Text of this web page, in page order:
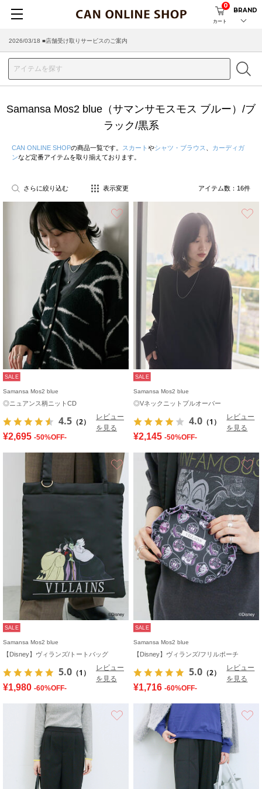
カート
0
BRAND
2026/08/04 ■8/13(木)AM2:00～サイトメンテナンス実施のお知らせ
2026/03/18 ■店舗受け取りサービスのご案内
Samansa Mos2 blue（サマンサモスモス ブルー）/ブ
ラック/黒系
CAN ONLINE SHOPの商品一覧です。 スカート やシャツ・ブラウス
カーディガ
ンなど定番アイテムを取り揃えております。
さらに絞り込む 表示変更 アイテム数： 16件
SALE
Samansa Mos2 blue
◎ニュアンス柄ニットCD
4.5 （2）
レビュー
を見る
¥2,695 -50%OFF-
SALE
Samansa Mos2 blue
◎Vネックニットプルオーバー
4.0 （1）
レビュー
を見る
¥2,145 -50%OFF-
お気に入り
SALE
Samansa Mos2 blue
【Disney】ヴィランズ/トートバッグ
5.0 （1）
レビュー
を見る
¥1,980 -60%OFF-
SALE
Samansa Mos2 blue
【Disney】ヴィランズ/フリルポーチ
5.0 （2）
レビュー
を見る
¥1,716 -60%OFF-
お気に入り